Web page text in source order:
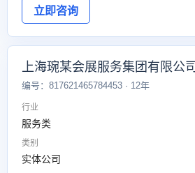
立即咨询
上海琬某会展服务集团有限公司
编号：817621465784453 · 12年
行业
服务类
类别
实体公司